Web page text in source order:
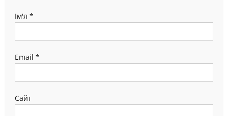
Ім'я *
Email *
Сайт